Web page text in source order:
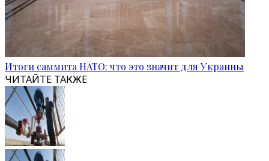
Итоги саммита НАТО: что это значит для Украины
ЧИТАЙТЕ ТАКЖЕ